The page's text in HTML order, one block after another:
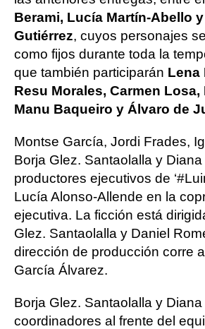
Berami, Lucía Martín-Abello
Gutiérrez, cuyos personajes
como fijos durante toda la
que también participarán Lena
Resu Morales, Carmen Losa,
Manu Baqueiro y Álvaro de
Montse García, Jordi Frades,
Borja Glez. Santaolalla y
productores ejecutivos de
Lucía Alonso-Allende en la
ejecutiva. La ficción está
Glez. Santaolalla y Daniel
dirección de producción corre
García Álvarez.
Borja Glez. Santaolalla y
coordinadores al frente del